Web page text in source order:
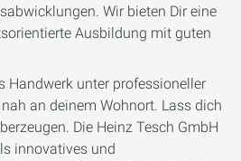
Wir bieten Dir eine
Ausbildung mit guten
Handwerk unter professioneller
an deinem Wohnort. Lass dich
Die Heinz Tesch GmbH
innovatives und